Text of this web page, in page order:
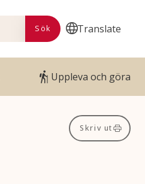
Translate
Sök
Uppleva och göra
Skriv ut